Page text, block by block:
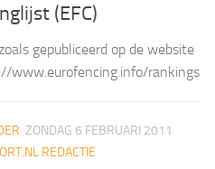
(EFC)
gepubliceerd op de website
www.eurofencing.info/rankings
ZONDAG 6 FEBRUARI 2011
REDACTIE